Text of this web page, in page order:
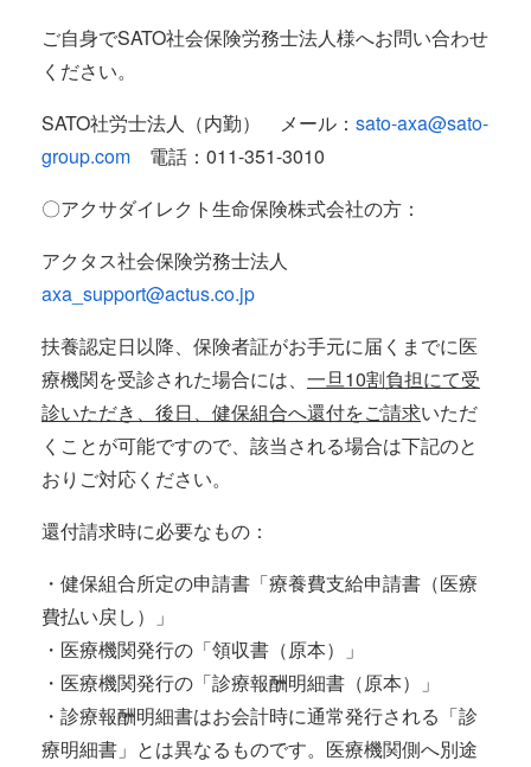
ご自身でSATO社会保険労務士法人様へお問い合わせ
ください。
SATO社労士法人（内勤） メール： sato-axa@sato-
group.com 電話：011-351-3010
〇アクサダイレクト生命保険株式会社の方：
アクタス社会保険労務士法人
axa_support@actus.co.jp
扶養認定日以降、保険者証がお手元に届くまでに医
療機関を受診された場合には、 一旦10割負担にて受
診いただき、後日、健保組合へ還付をご請求いただ
くことが可能ですので、該当される場合は下記のと
おりご対応ください。
還付請求時に必要なもの：
・健保組合所定の申請書「療養費支給申請書（医療
費払い戻し）」
・医療機関発行の「領収書（原本）」
・医療機関発行の「診療報酬明細書（原本）」
・診療報酬明細書はお会計時に通常発行される「診
療明細書」とは異なるものです。医療機関側へ別途